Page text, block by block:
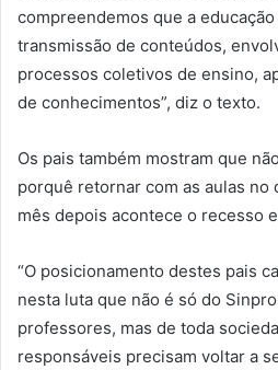
compreendemos que a
transmissão de conteúdos,
processos coletivos de ensino,
de conhecimentos”, diz o texto.
Os pais também mostram que
porquê retornar com as aulas no
mês depois acontece o recesso
“O posicionamento destes pais
nesta luta que não é só do
professores, mas de toda
responsáveis precisam voltar a